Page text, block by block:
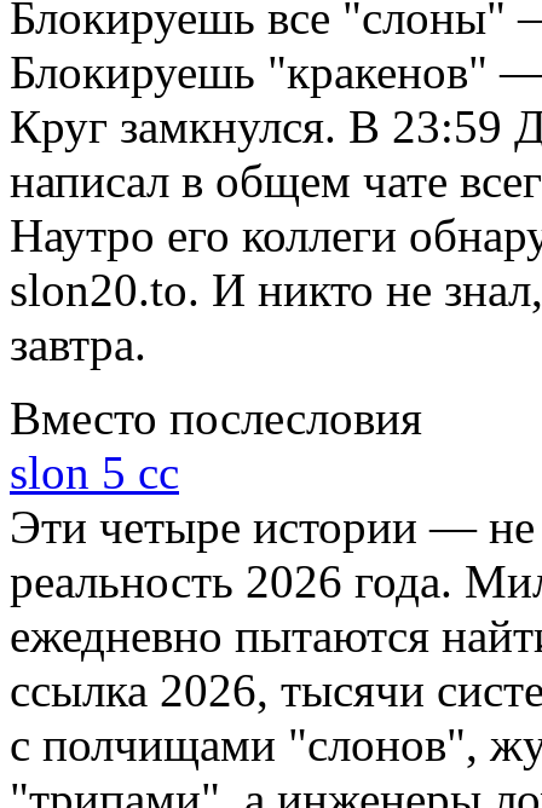
Блокируешь все "слоны"
Блокируешь "кракенов"
Круг замкнулся. В
написал в общем чате
Наутро его коллеги
slon20.to. И никто не
завтра.
Вместо послесловия
slon 5 cc
Эти четыре истории —
реальность 2026 года.
ежедневно пытаются
ссылка 2026, тысячи
с полчищами "слонов",